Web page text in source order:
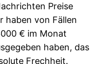
Preise
haben von Fällen
€ im Monat
haben, das
Frechheit.